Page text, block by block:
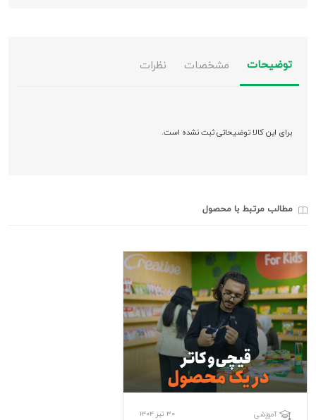
توضیحات مشخصات نظرات
برای این کالا توضیحاتی ثبت نشده است.
مطالب مرتبط با محصول
آموزشی 30 تیر 1404